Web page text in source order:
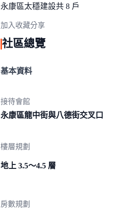
永康區太穩建設共 8 戶
加入收藏分享
社區總覽
基本資料
接待會館
永康區龍中街與八德街交叉口
樓層規劃
地上 3.5～4.5 層
房數規劃